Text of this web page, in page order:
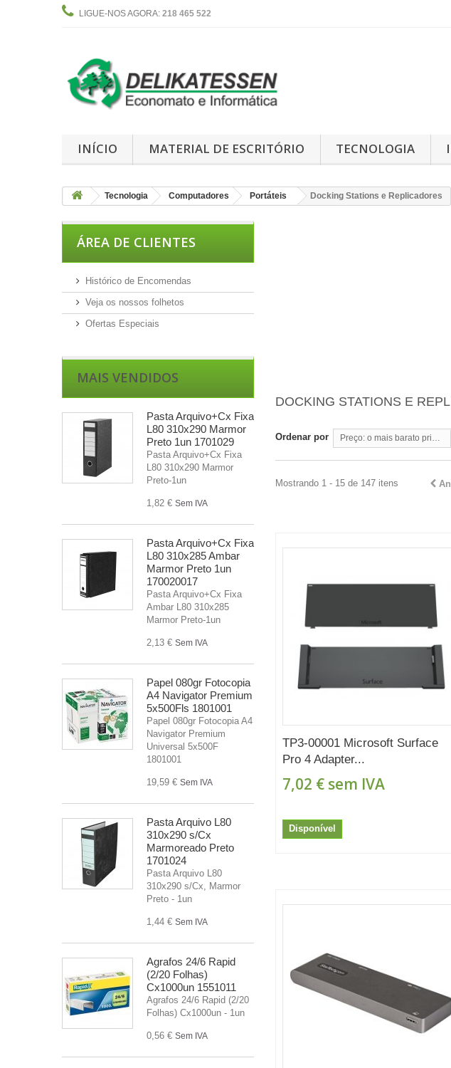
LIGUE-NOS AGORA: 218 465 522
INÍCIO MATERIAL DE ESCRITÓRIO TECNOLOGIA
Tecnologia Computadores Portáteis Docking Stations e Replicadores
ÁREA DE CLIENTES
Histórico de Encomendas
Veja os nossos folhetos
Ofertas Especiais
MAIS VENDIDOS
Pasta Arquivo+Cx Fixa
L80 310x290 Marmor
Preto 1un 1701029
Pasta Arquivo+Cx Fixa
L80 310x290 Marmor
Preto-1un
1,82 € Sem IVA
Pasta Arquivo+Cx Fixa
L80 310x285 Ambar
Marmor Preto 1un
170020017
Pasta Arquivo+Cx Fixa
Ambar L80 310x285
Marmor Preto-1un
2,13 € Sem IVA
Papel 080gr Fotocopia
A4 Navigator Premium
5x500Fls 1801001
Papel 080gr Fotocopia A4
Navigator Premium
Universal 5x500F
1801001
19,59 € Sem IVA
Pasta Arquivo L80
310x290 s/Cx
Marmoreado Preto
1701024
Pasta Arquivo L80
310x290 s/Cx, Marmor
Preto - 1un
1,44 € Sem IVA
Agrafos 24/6 Rapid
(2/20 Folhas)
Cx1000un 1551011
Agrafos 24/6 Rapid (2/20
Folhas) Cx1000un - 1un
0,56 € Sem IVA
DOCKING STATIONS E
Ordenar por
Mostrando 1 - 15 de 147 itens
TP3-00001 Microsoft Surface
Pro 4 Adapter...
7,02 € sem IVA
Disponível